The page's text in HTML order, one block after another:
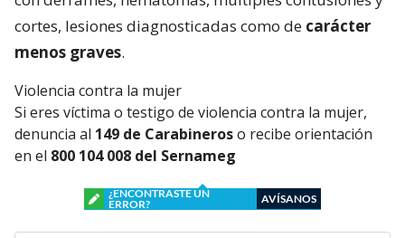
cortes, lesiones diagnosticadas como de carácter
menos graves.
Violencia contra la mujer
Si eres víctima o testigo de violencia contra la mujer,
denuncia al 149 de Carabineroso recibe orientación
en el 800 104 008 del Sernameg
¿ENCONTRASTE UN
ERROR?
AVÍSANOS